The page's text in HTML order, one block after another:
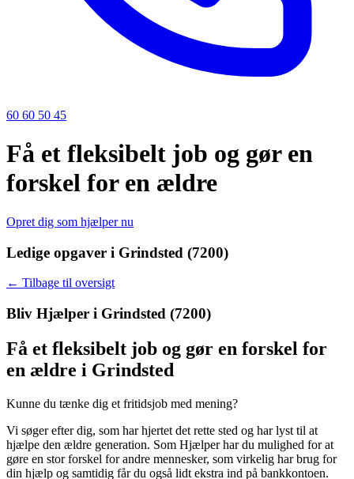
60 60 50 45
Få et fleksibelt job og gør en
forskel for en ældre
Opret dig som hjælper nu
Ledige opgaver i Grindsted (7200)
← Tilbage til oversigt
Bliv Hjælper i Grindsted (7200)
Få et fleksibelt job og gør en forskel for
en ældre i Grindsted
Kunne du tænke dig et fritidsjob med mening?
Vi søger efter dig, som har hjertet det rette sted og har lyst til at
hjælpe den ældre generation. Som Hjælper har du mulighed for at
gøre en stor forskel for andre mennesker, som virkelig har brug for
din hjælp og samtidig får du også lidt ekstra ind på bankkontoen.